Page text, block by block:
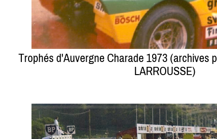
Trophés d'Auvergne Charade 1973 (archives
LARROUSSE)